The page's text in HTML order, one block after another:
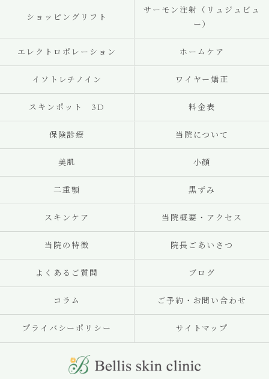
ショッピングリフト
サーモン注射（リュジュビュ
ー）
エレクトロポレーション ホームケア
イソトレチノイン ワイヤー矯正
スキンポット 3D 料金表
保険診療 当院について
美肌 小顔
二重顎 黒ずみ
スキンケア 当院概要・アクセス
当院の特徴 院長ごあいさつ
よくあるご質問 ブログ
コラム ご予約・お問い合わせ
プライバシーポリシー サイトマップ